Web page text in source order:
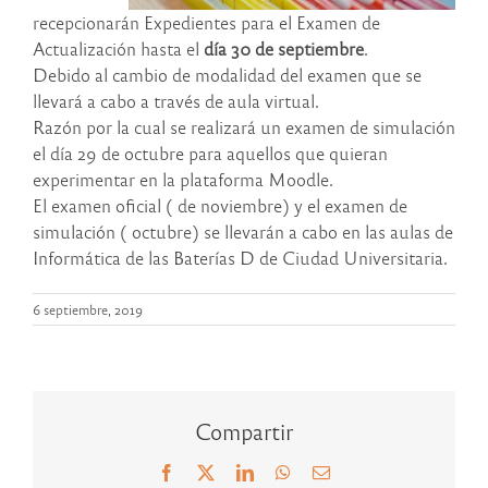
recepcionarán Expedientes para el Examen de
Actualización hasta el día 30 de septiembre.
Debido al cambio de modalidad del examen que se
llevará a cabo a través de aula virtual.
Razón por la cual se realizará un examen de simulación
el día 29 de octubre para aquellos que quieran
experimentar en la plataforma Moodle.
El examen oficial ( de noviembre) y el examen de
simulación ( octubre) se llevarán a cabo en las aulas de
Informática de las Baterías D de Ciudad Universitaria.
6 septiembre, 2019
Compartir
Facebook LinkedInWhatsApp
Correo